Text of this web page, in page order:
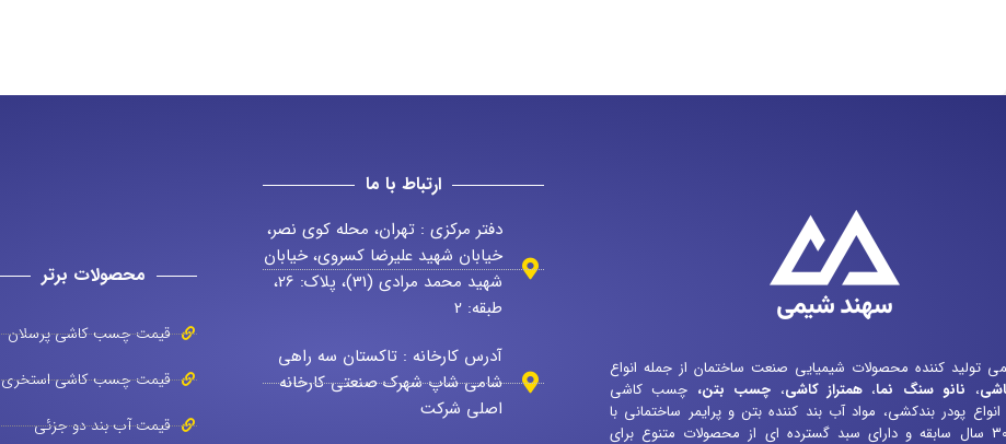
تولید کننده محصولات شیمیایی صنعت ساختمان از جمله انواع
، نانو سنگ نما، همتراز کاشی، چسب بتن، چسب کاشی
پودر بندکشی، مواد آب بند کننده بتن و پرایمر ساختمانی با
بیش از ۳۰ سال سابقه و دارای سبد گسترده ای از محصولات متنوع برای
ارتباط با ما
دفتر مرکزی : تهران، محله کوی نصر،
خیابان شهید علیرضا کسروی، خیابان
شهید محمد مرادی (31)، پلاک: 26،
طبقه: 2
آدرس کارخانه : تاکستان سه راهی
شامی شاپ شهرک صنعتی کارخانه
اصلی شرکت
محصولات برتر
قیمت چسب کاشی پرسلان
قیمت چسب کاشی استخری
قیمت آب بند دو جزئی